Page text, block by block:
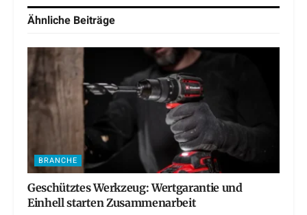
Ähnliche Beiträge
BRANCHE
Geschütztes Werkzeug: Wertgarantie und
Einhell starten Zusammenarbeit